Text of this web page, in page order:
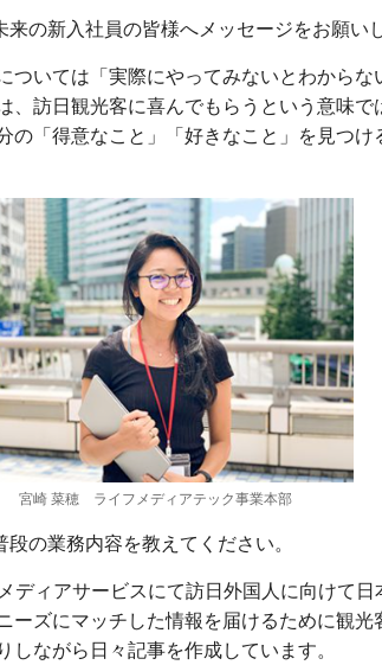
来の新入社員の皆様へメッセージをお願い
ついては「実際にやってみないとわから
、訪日観光客に喜んでもらうという意味
の「得意なこと」「好きなこと」を見つけ
宮崎 菜穂 ライフメディアテック事業本部
段の業務内容を教えてください。
ディアサービスにて訪日外国人に向けて
ーズにマッチした情報を届けるために観
しながら日々記事を作成しています。